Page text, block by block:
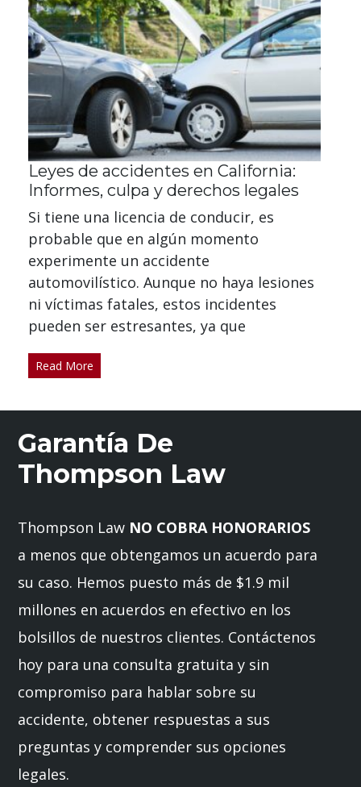
Leyes de accidentes en California:
Informes, culpa y derechos legales
Si tiene una licencia de conducir, es
probable que en algún momento
experimente un accidente
automovilístico. Aunque no haya lesiones
ni víctimas fatales, estos incidentes
pueden ser estresantes, ya que
Read More
Garantía De
Thompson Law
Thompson Law NO COBRA HONORARIOS
a menos que obtengamos un acuerdo para
su caso. Hemos puesto más de $1.9 mil
millones en acuerdos en efectivo en los
bolsillos de nuestros clientes. Contáctenos
hoy para una consulta gratuita y sin
compromiso para hablar sobre su
accidente, obtener respuestas a sus
preguntas y comprender sus opciones
legales.